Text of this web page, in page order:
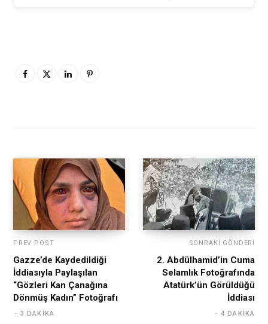
PREV POST
Gazze’de Kaydedildiği
İddiasıyla Paylaşılan
“Gözleri Kan Çanağına
Dönmüş Kadın” Fotoğrafı
3 DAKIKA
SONRAKI GÖNDERI
2. Abdülhamid’in Cuma
Selamlık Fotoğrafında
Atatürk’ün Görüldüğü
İddiası
4 DAKIKA